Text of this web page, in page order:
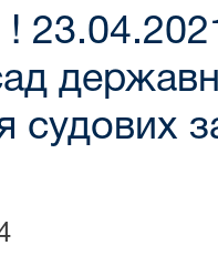
!
судових